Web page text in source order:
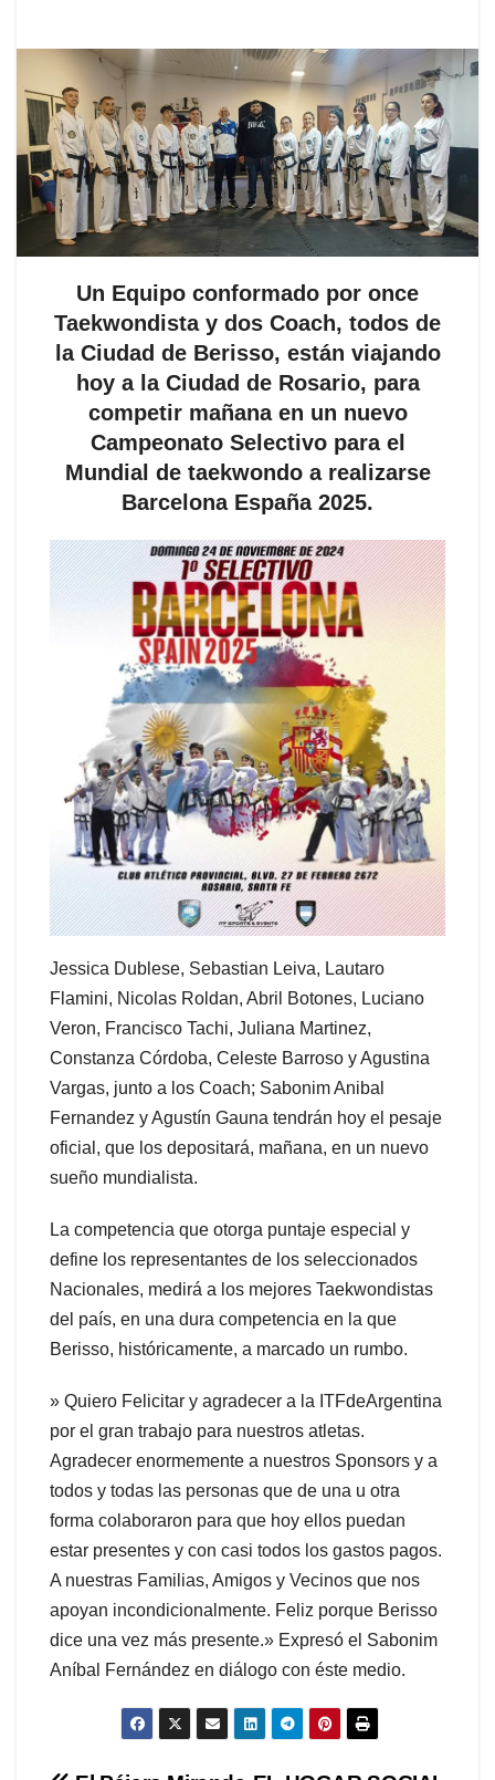
Un Equipo conformado por once
Taekwondista y dos Coach, todos de
la Ciudad de Berisso, están viajando
hoy a la Ciudad de Rosario, para
competir mañana en un nuevo
Campeonato Selectivo para el
Mundial de taekwondo a realizarse
Barcelona España 2025.
Jessica Dublese, Sebastian Leiva, Lautaro
Flamini, Nicolas Roldan, Abril Botones, Luciano
Veron, Francisco Tachi, Juliana Martinez,
Constanza Córdoba, Celeste Barroso y Agustina
Vargas, junto a los Coach; Sabonim Anibal
Fernandez y Agustín Gauna tendrán hoy el pesaje
oficial, que los depositará, mañana, en un nuevo
sueño mundialista.
La competencia que otorga puntaje especial y
define los representantes de los seleccionados
Nacionales, medirá a los mejores Taekwondistas
del país, en una dura competencia en la que
Berisso, históricamente, a marcado un rumbo.
» Quiero Felicitar y agradecer a la ITFdeArgentina
por el gran trabajo para nuestros atletas.
Agradecer enormemente a nuestros Sponsors y a
todos y todas las personas que de una u otra
forma colaboraron para que hoy ellos puedan
estar presentes y con casi todos los gastos pagos.
A nuestras Familias, Amigos y Vecinos que nos
apoyan incondicionalmente. Feliz porque Berisso
dice una vez más presente.» Expresó el Sabonim
Aníbal Fernández en diálogo con éste medio.